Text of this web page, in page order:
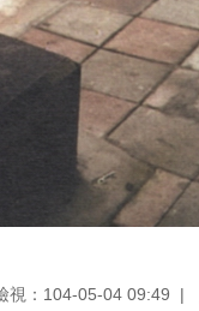
視：104-05-04 09:49